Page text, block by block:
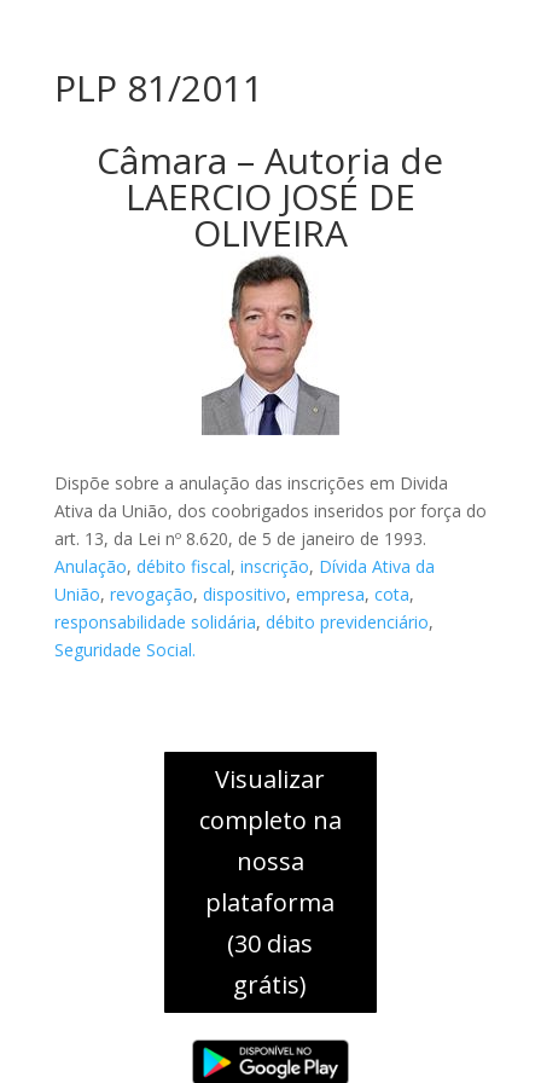
PLP 81/2011
Câmara – Autoria de
LAERCIO JOSÉ DE
OLIVEIRA
Dispõe sobre a anulação das inscrições em Divida
Ativa da União, dos coobrigados inseridos por força do
art. 13, da Lei nº 8.620, de 5 de janeiro de 1993.
Anulação, débito fiscal, inscrição, Dívida Ativa da
União, revogação, dispositivo, empresa, cota,
responsabilidade solidária, débito previdenciário,
Seguridade Social.
Visualizar
completo na
nossa
plataforma
(30 dias
grátis)